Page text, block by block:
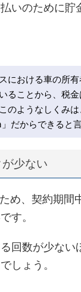
いのために貯
における車の所
ることから、税
のようなしくみ
」だからできると
少ない
め、契約期間
す。
回数が少ない
しょう。